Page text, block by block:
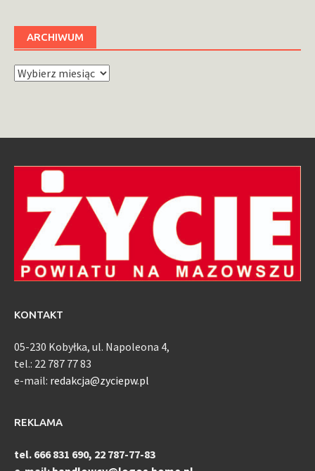
ARCHIWUM
Archiwum
KONTAKT
05-230 Kobyłka, ul. Napoleona 4,
tel.: 22 787 77 83
e-mail: redakcja@zyciepw.pl
REKLAMA
tel. 666 831 690, 22 787-77-83